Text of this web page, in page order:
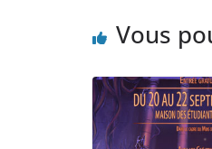
o
k
o
Vous